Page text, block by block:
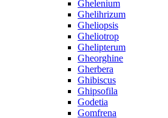
Ghelenium
Ghelihrizum
Gheliopsis
Gheliotrop
Ghelipterum
Gheorghine
Gherbera
Ghibiscus
Ghipsofila
Godetia
Gomfrena